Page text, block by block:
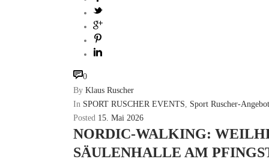
0
By Klaus Ruscher
In SPORT RUSCHER EVENTS, Sport Ruscher-
Posted 15. Mai 2026
NORDIC-WALKING:
SÄULENHALLE AM